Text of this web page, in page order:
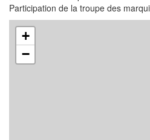
Participation de la troupe des
+
−